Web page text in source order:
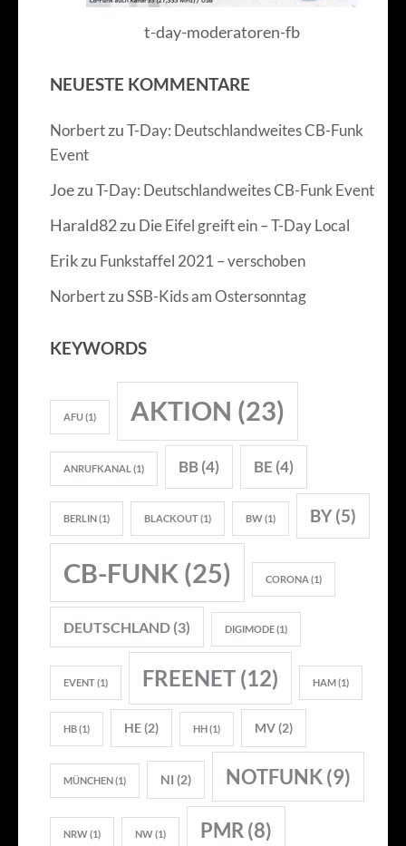
t-day-moderatoren-fb
NEUESTE KOMMENTARE
NorbertzuT-Day: Deutschlandweites CB-Funk
Event
JoezuT-Day: Deutschlandweites CB-Funk Event
Harald82zu Die Eifel greift ein – T-Day Local
Erikzu Funkstaffel 2021 – verschoben
NorbertzuSSB-Kids am Ostersonntag
KEYWORDS
AFU(1) AKTION (23)
ANRUFKANAL (1) BB(4) BE (4)
BERLIN(1) BLACKOUT(1) BW(1) BY(5)
CB-FUNK (25) CORONA(1)
DEUTSCHLAND (3) DIGIMODE(1)
EVENT(1) FREENET (12) HAM(1)
HB(1) HE(2) HH(1) MV(2)
MÜNCHEN(1) NI (2) NOTFUNK(9)
NRW(1) NW(1) PMR(8)